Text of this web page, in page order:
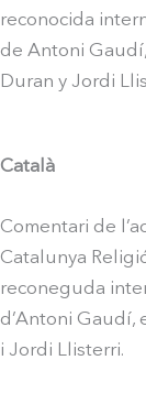
reconocida
de Antoni
Duran y Jordi
Català
Comentari de
Catalunya
reconeguda
d’Antoni Gaudí,
i Jordi Llisterri.